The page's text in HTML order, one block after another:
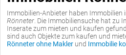
Immobilien-Anbieter haben Immobilien
Rönneter . Die Immobiliensuche hat zu
Inserate zum mieten und kaufen
sind auch Objekte zum kaufen und
Rönneter ohne Makler und Immobilie